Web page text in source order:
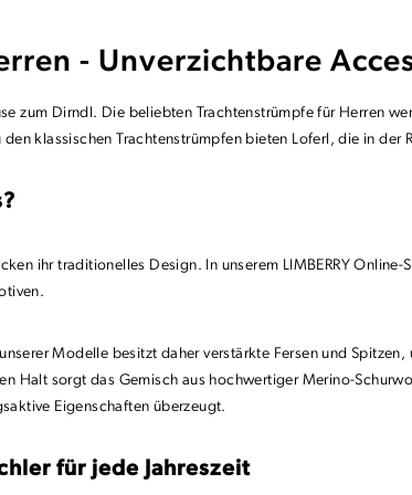
- Unverzichtbare
zum Dirndl. Die beliebten Trachtenstrümpfe für Herren
klassischen Trachtenstrümpfen bieten Loferl, die in der
ihr traditionelles Design. In unserem LIMBERRY
Modelle besitzt daher verstärkte Fersen und
Halt sorgt das Gemisch aus hochwertiger Merino-
Eigenschaften überzeugt.
für jede Jahreszeit